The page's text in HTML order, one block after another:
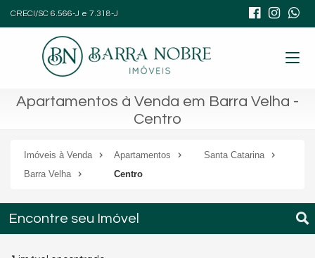
CRECI/SC 6.566-J e 7.318-J
Apartamentos à Venda em Barra Velha -
Centro
Imóveis à Venda Apartamentos
Santa Catarina
Barra Velha
Centro
Encontre seu Imóvel